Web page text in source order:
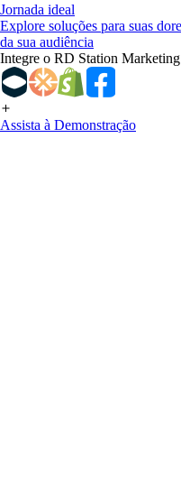
Jornada ideal
Explore soluções para suas
da sua audiência
Integre o RD Station Marketing
Assista à Demonstração